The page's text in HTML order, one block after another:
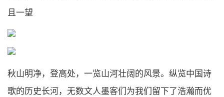
且一望
秋山明净，登高处，一览山河壮阔的风景。纵览中国诗
歌的历史长河，无数文人墨客们为我们留下了浩瀚而优